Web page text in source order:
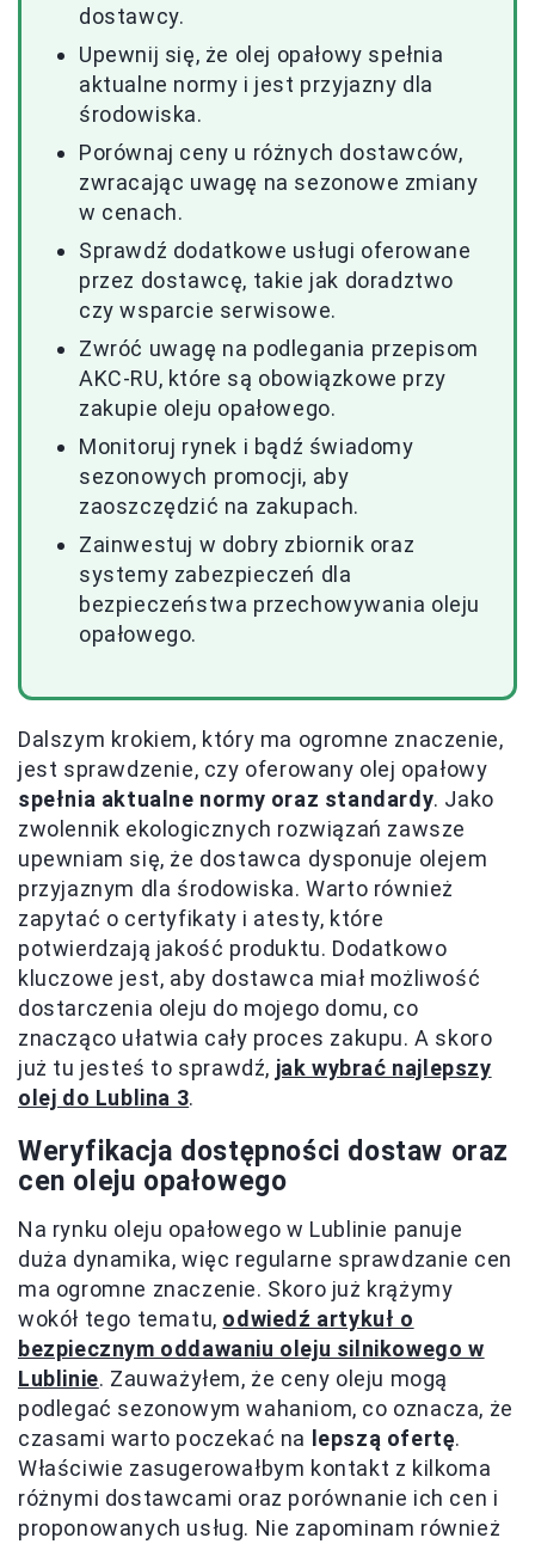
dostawcy.
Upewnij się, że olej opałowy spełnia
aktualne normy i jest przyjazny dla
środowiska.
Porównaj ceny u różnych dostawców,
zwracając uwagę na sezonowe zmiany
w cenach.
Sprawdź dodatkowe usługi oferowane
przez dostawcę, takie jak doradztwo
czy wsparcie serwisowe.
Zwróć uwagę na podlegania przepisom
AKC-RU, które są obowiązkowe przy
zakupie oleju opałowego.
Monitoruj rynek i bądź świadomy
sezonowych promocji, aby
zaoszczędzić na zakupach.
Zainwestuj w dobry zbiornik oraz
systemy zabezpieczeń dla
bezpieczeństwa przechowywania oleju
opałowego.
Dalszym krokiem, który ma ogromne znaczenie,
jest sprawdzenie, czy oferowany olej opałowy
spełnia aktualne normy oraz standardy. Jako
zwolennik ekologicznych rozwiązań zawsze
upewniam się, że dostawca dysponuje olejem
przyjaznym dla środowiska. Warto również
zapytać o certyfikaty i atesty, które
potwierdzają jakość produktu. Dodatkowo
kluczowe jest, aby dostawca miał możliwość
dostarczenia oleju do mojego domu, co
znacząco ułatwia cały proces zakupu. A skoro
już tu jesteś to sprawdź, jak wybrać najlepszy
olej do Lublina 3.
Weryfikacja dostępności dostaw oraz
cen oleju opałowego
Na rynku oleju opałowego w Lublinie panuje
duża dynamika, więc regularne sprawdzanie cen
ma ogromne znaczenie. Skoro już krążymy
wokół tego tematu, odwiedź artykuł o
bezpiecznym oddawaniu oleju silnikowego w
Lublinie. Zauważyłem, że ceny oleju mogą
podlegać sezonowym wahaniom, co oznacza, że
czasami warto poczekać na
lepszą ofertę.
Właściwie zasugerowałbym kontakt z kilkoma
różnymi dostawcami oraz porównanie ich cen i
proponowanych usług. Nie zapominam również